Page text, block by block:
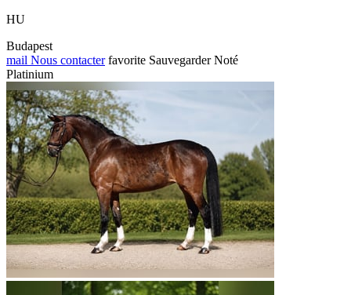
HU
Budapest
mail Nous contacter favorite Sauvegarder Noté
Platinium